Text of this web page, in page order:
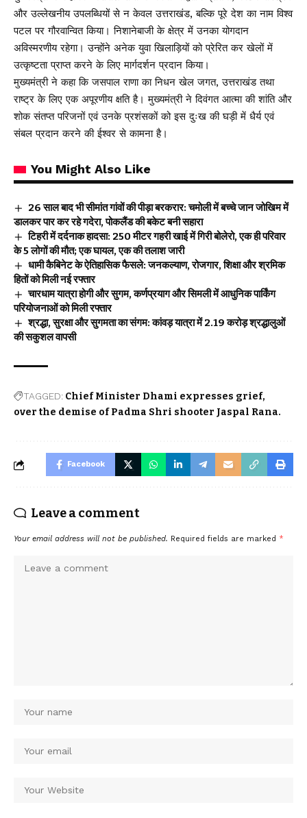
और उल्लेखनीय उपलब्धियों से न केवल उत्तराखंड, बल्कि पूरे देश का नाम विश्व
पटल पर गौरवान्वित किया। निशानेबाजी के क्षेत्र में उनका योगदान
अविस्मरणीय रहेगा। उन्होंने अनेक युवा खिलाड़ियों को प्रेरित कर खेलों में
उत्कृष्टता प्राप्त करने के लिए मार्गदर्शन प्रदान किया।
मुख्यमंत्री ने कहा कि जसपाल राणा का निधन खेल जगत, उत्तराखंड तथा
राष्ट्र के लिए एक अपूरणीय क्षति है। मुख्यमंत्री ने दिवंगत आत्मा की शांति और
शोक संतप्त परिजनों एवं उनके प्रशंसकों को इस दुःख की घड़ी में धैर्य एवं
संबल प्रदान करने की ईश्वर से कामना है।
You Might Also Like
26 साल बाद भी सीमांत गांवों की पीड़ा बरकरार: चमोली में बच्चे जान जोखिम में
डालकर पार कर रहे गदेरा, पोकलैंड की बकेट बनी सहारा
टिहरी में दर्दनाक हादसा: 250 मीटर गहरी खाई में गिरी बोलेरो, एक ही परिवार
के 5 लोगों की मौत; एक घायल, एक की तलाश जारी
धामी कैबिनेट के ऐतिहासिक फैसले: जनकल्याण, रोजगार, शिक्षा और श्रमिक
हितों को मिली नई रफ्तार
चारधाम यात्रा होगी और सुगम, कर्णप्रयाग और सिमली में आधुनिक पार्किंग
परियोजनाओं को मिली रफ्तार
श्रद्धा, सुरक्षा और सुगमता का संगम: कांवड़ यात्रा में 2.19 करोड़ श्रद्धालुओं
की सकुशल वापसी
TAGGED: Chief Minister Dhami expresses grief
over the demise of Padma Shri shooter Jaspal Rana.
Facebook
Leave a comment
Your email address will not be published. Required fields are marked *